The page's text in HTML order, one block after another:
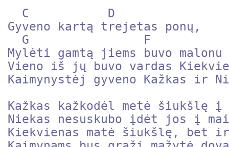
Gyveno kartą trejetas ponų,
Mylėti gamtą jiems buvo malonu
Vieno iš jų buvo vardas
Kaimynystėj gyveno Kažkas ir
Kažkas kažkodėl metė
Niekas nesuskubo įdėt jos į
Kiekvienas matė šiukšlę, bet